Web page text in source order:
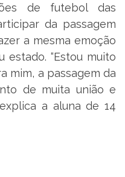
de futebol das
da passagem
a mesma emoção
estado. “Estou muito
mim, a passagem da
de muita união e
a aluna de 14